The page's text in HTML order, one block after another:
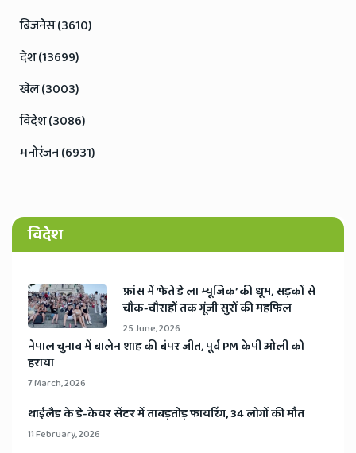
बिजनेस (3610)
देश (13699)
खेल (3003)
विदेश (3086)
मनोरंजन (6931)
विदेश
​फ्रांस में ‘फेते डे ला म्यूजिक’ की धूम, सड़कों से
चौक-चौराहों तक गूंजी सुरों की महफिल
25 June, 2026
​नेपाल चुनाव में बालेन शाह की बंपर जीत, पूर्व PM केपी ओली को
हराया
7 March, 2026
​थाईलैड के डे-केयर सेंटर में ताबड़तोड़ फायरिंग, 34 लोगों की मौत
11 February, 2026